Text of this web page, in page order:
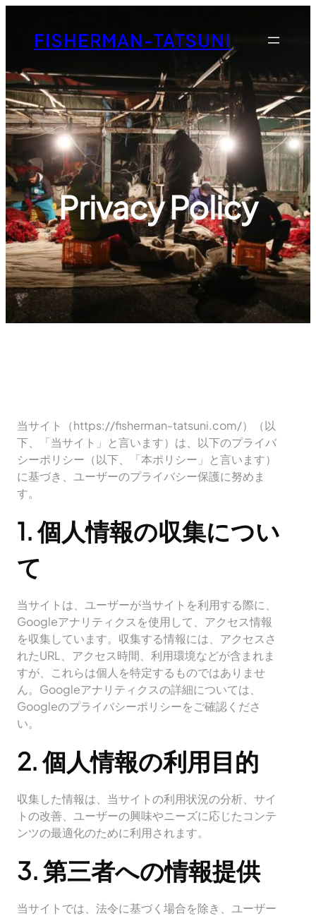
キ
ッ
プ
FISHERMAN-TATSUNI
Privacy Policy
当サイト（https://fisherman-tatsuni.com/）（以
下、「当サイト」と言います）は、以下のプライバ
シーポリシー（以下、「本ポリシー」と言います）
に基づき、ユーザーのプライバシー保護に努めま
す。
1. 個人情報の収集につい
て
当サイトは、ユーザーが当サイトを利用する際に、
Googleアナリティクスを使用して、アクセス情報
を収集しています。収集する情報には、アクセスさ
れたURL、アクセス時間、利用環境などが含まれま
すが、これらは個人を特定するものではありませ
ん。Googleアナリティクスの詳細については、
Googleのプライバシーポリシーをご確認くださ
い。
2. 個人情報の利用目的
収集した情報は、当サイトの利用状況の分析、サイ
トの改善、ユーザーの興味やニーズに応じたコンテ
ンツの最適化のために利用されます。
3. 第三者への情報提供
当サイトでは、法令に基づく場合を除き、ユーザー